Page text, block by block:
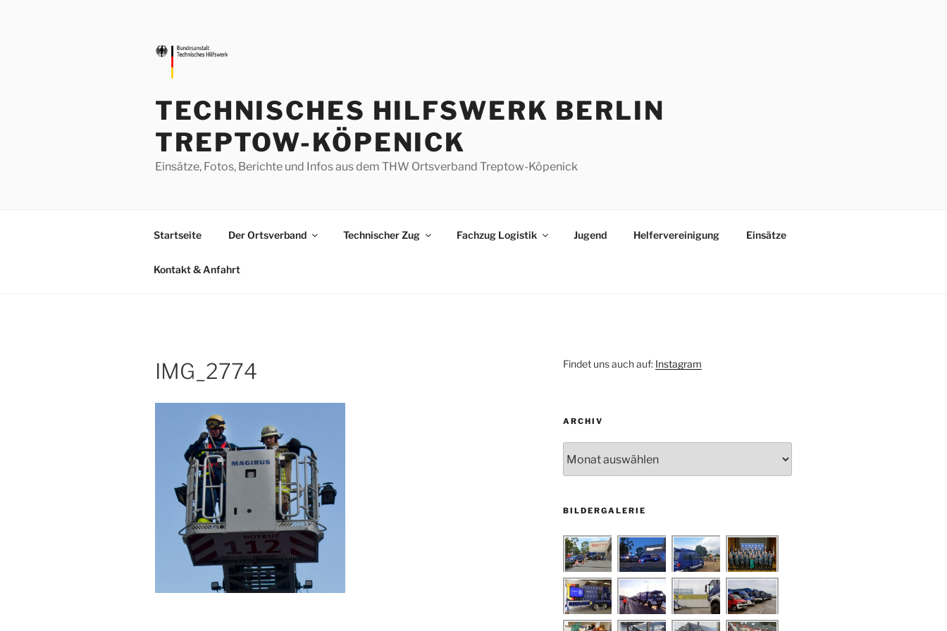
TECHNISCHES HILFSWERK BERLIN
TREPTOW-KÖPENICK
Einsätze, Fotos, Berichte und Infos aus dem THW Ortsverband Treptow-Köpenick
Startseite Der Ortsverband Technischer Zug Fachzug Logistik Jugend Helfervereinigung Einsätze
Kontakt & Anfahrt
IMG_2774 Findet uns auch auf: Instagram
ARCHIV
BILDERGALERIE